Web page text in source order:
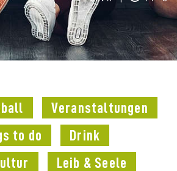
Veranstaltungen
to do
Drink
Leib & Seele